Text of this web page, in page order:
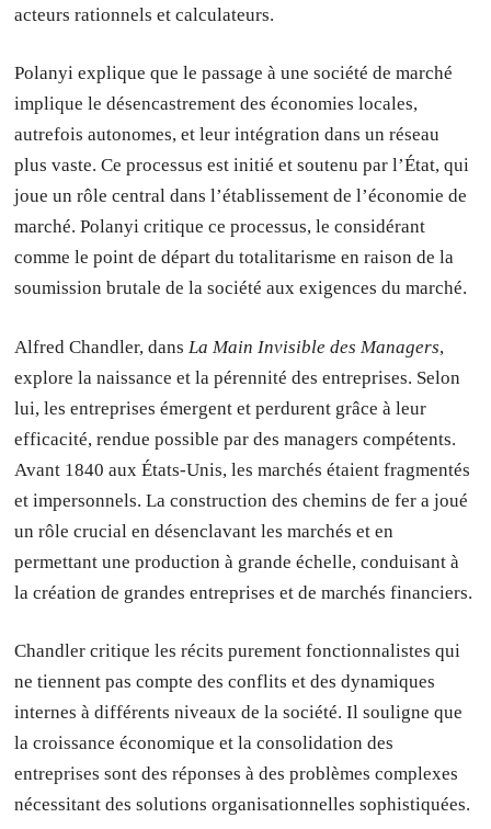
acteurs rationnels et calculateurs.
Polanyi explique que le passage à une société de marché
implique le désencastrement des économies locales,
autrefois autonomes, et leur intégration dans un réseau
plus vaste. Ce processus est initié et soutenu par l’État, qui
joue un rôle central dans l’établissement de l’économie de
marché. Polanyi critique ce processus, le considérant
comme le point de départ du totalitarisme en raison de la
soumission brutale de la société aux exigences du marché.
Alfred Chandler, dans La Main Invisible des Managers,
explore la naissance et la pérennité des entreprises. Selon
lui, les entreprises émergent et perdurent grâce à leur
efficacité, rendue possible par des managers compétents.
Avant 1840 aux États-Unis, les marchés étaient fragmentés
et impersonnels. La construction des chemins de fer a joué
un rôle crucial en désenclavant les marchés et en
permettant une production à grande échelle, conduisant à
la création de grandes entreprises et de marchés financiers.
Chandler critique les récits purement fonctionnalistes qui
ne tiennent pas compte des conflits et des dynamiques
internes à différents niveaux de la société. Il souligne que
la croissance économique et la consolidation des
entreprises sont des réponses à des problèmes complexes
nécessitant des solutions organisationnelles sophistiquées.